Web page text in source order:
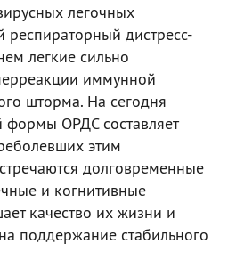
легочных
дистресс-
легкие сильно
иммунной
шторма. На сегодня
формы ОРДС составляет
этим
долговременные
и когнитивные
качество их жизни и
поддержание стабильного